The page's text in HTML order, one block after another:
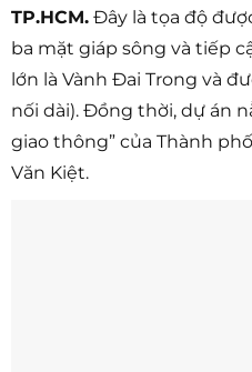
TP.HCM. Đây là tọa độ
ba mặt giáp sông và tiếp
lớn là Vành Đai Trong và
nối dài). Đồng thời, dự án
giao thông” của Thành
Văn Kiệt.